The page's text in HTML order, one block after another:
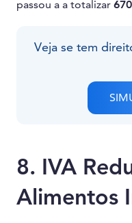
passou a a totalizar
Veja se tem
8. IVA
Alimentos